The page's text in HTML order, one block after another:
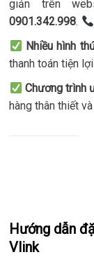
giản trên
0901.342.998.
Nhiều hình
thanh toán tiện lợi.
Chương trình
hàng thân thiết
Hướng dẫn
Vlink